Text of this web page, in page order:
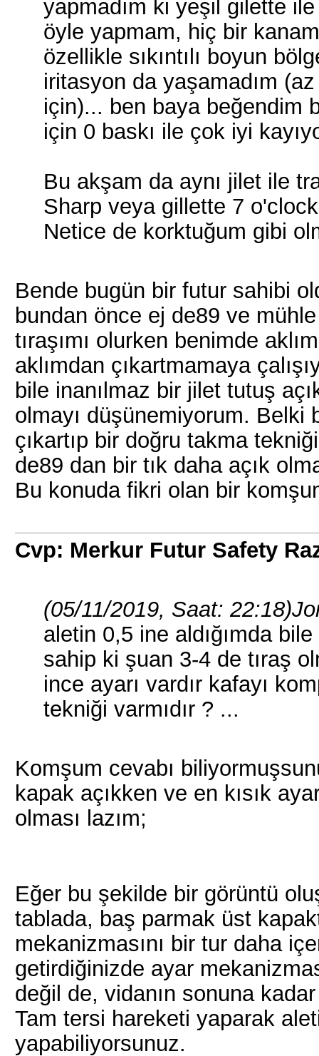
yapmadım ki yeşil gilette
öyle yapmam, hiç bir
özellikle sıkıntılı boyun
iritasyon da yaşamadım
için)... ben baya beğendim
için 0 baskı ile çok iyi
Bu akşam da aynı jilet ile
Sharp veya gillette 7
Netice de korktuğum gibi
Bende bugün bir futur sahibi
bundan önce ej de89 ve
tıraşımı olurken benimde
aklımdan çıkartmamaya
bile inanılmaz bir jilet tutuş
olmayı düşünemiyorum. Belki
çıkartıp bir doğru takma
de89 dan bir tık daha açık
Bu konuda fikri olan bir
Cvp: Merkur Futur Safety
(05/11/2019, Saat: 22:18)
aletin 0,5 ine aldığımda
sahip ki şuan 3-4 de tıraş
ince ayarı vardır kafayı
tekniği varmıdır ? ...
Komşum cevabı
kapak açıkken ve en kısık
olması lazım;
Eğer bu şekilde bir görüntü
tablada, baş parmak üst
mekanizmasını bir tur daha
getirdiğinizde ayar
değil de, vidanın sonuna
Tam tersi hareketi yaparak
yapabiliyorsunuz.